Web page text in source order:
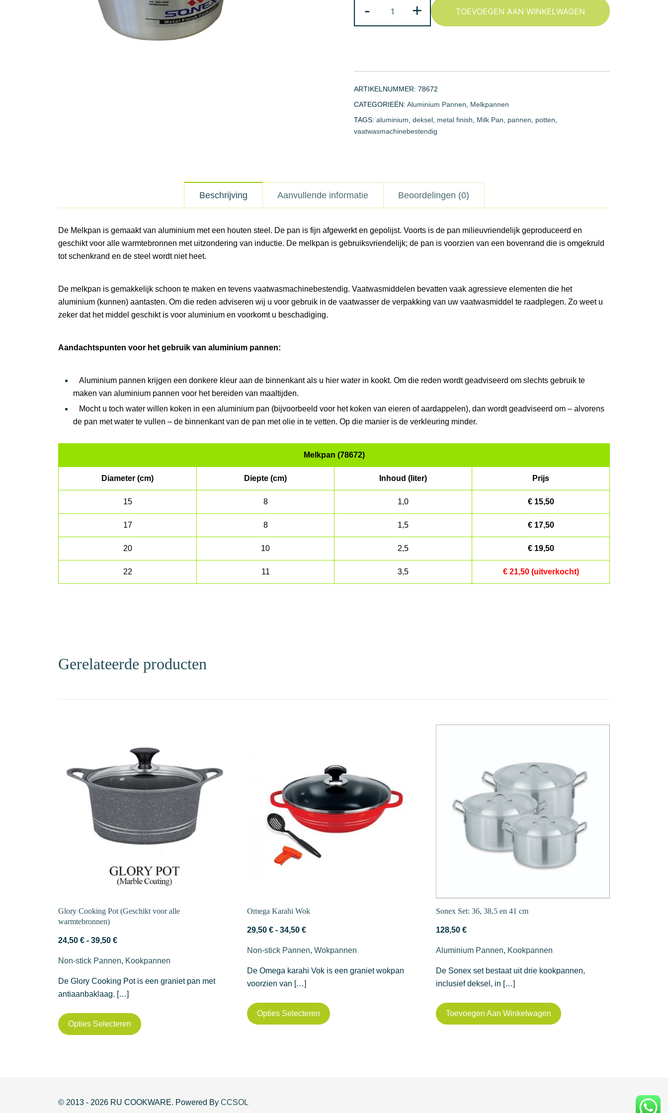
-
aantal + TOEVOEGEN AAN WINKELWAGEN
ARTIKELNUMMER: 78672
CATEGORIEËN: Aluminium Pannen
Melkpannen
TAGS: aluminium deksel metal finish Milk Pan pannen potten
vaatwasmachinebestendig
Beschrijving Aanvullende informatie Beoordelingen (0)
De Melkpan is gemaakt van aluminium met een houten steel. De pan is fijn afgewerkt en gepolijst. Voorts is de pan milieuvriendelijk geproduceerd en
geschikt voor alle warmtebronnen met uitzondering van inductie. De melkpan is gebruiksvriendelijk; de pan is voorzien van een bovenrand die is omgekruld
tot schenkrand en de steel wordt niet heet.
De melkpan is gemakkelijk schoon te maken en tevens vaatwasmachinebestendig. Vaatwasmiddelen bevatten vaak agressieve elementen die het
aluminium (kunnen) aantasten. Om die reden adviseren wij u voor gebruik in de vaatwasser de verpakking van uw vaatwasmiddel te raadplegen. Zo weet u
zeker dat het middel geschikt is voor aluminium en voorkomt u beschadiging.
Aandachtspunten voor het gebruik van aluminium pannen:
Aluminium pannen krijgen een donkere kleur aan de binnenkant als u hier water in kookt. Om die reden wordt geadviseerd om slechts gebruik te
maken van aluminium pannen voor het bereiden van maaltijden.
Mocht u toch water willen koken in een aluminium pan (bijvoorbeeld voor het koken van eieren of aardappelen), dan wordt geadviseerd om – alvorens
de pan met water te vullen – de binnenkant van de pan met olie in te vetten. Op die manier is de verkleuring minder.
Melkpan (78672)
Diameter (cm) Diepte (cm) Inhoud (liter) Prijs
15 8 1,0 € 15,50
17 8 1,5 € 17,50
20 10 2,5 € 19,50
22 11 3,5 € 21,50 (uitverkocht)
Gerelateerde producten
Glory Cooking Pot (Geschikt voor alle
warmtebronnen)
24,50 € - 39,50 €Prijsklasse:
tot
39,50 €
Non-stick Pannen, Kookpannen
De Glory Cooking Pot is een graniet pan met
antiaanbaklaag. […]
Opties Selecteren
product
kan
Omega Karahi Wok
29,50 € - 34,50 €Prijsklasse:
tot
34,50 €
Non-stick Pannen, Wokpannen
De Omega karahi Vok is een graniet wokpan
voorzien van […]
Opties Selecteren
product
Sonex Set: 36, 38,5 en 41 cm
128,50 €
Aluminium Pannen, Kookpannen
De Sonex set bestaat uit drie kookpannen,
inclusief deksel, in […]
Toevoegen Aan Winkelwagen
© 2013 - 2026 RU COOKWARE. Powered By CCSOL